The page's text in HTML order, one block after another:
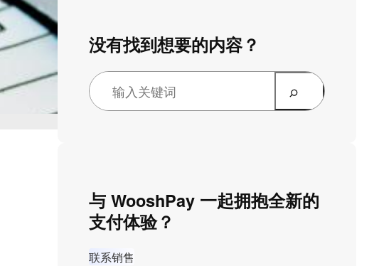
没有找到想要的内容？
与 WooshPay 一起拥抱全新的
支付体验？
联系销售